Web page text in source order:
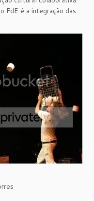
FdE é a integração das